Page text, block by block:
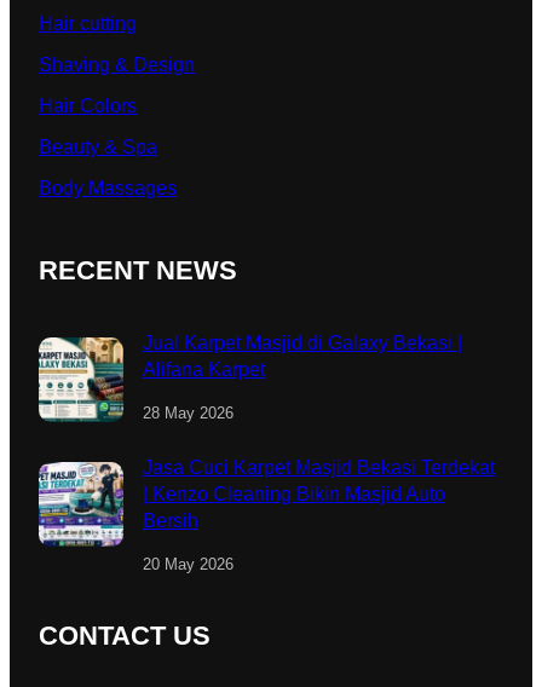
Hair cutting
Shaving & Design
Hair Colors
Beauty & Spa
Body Massages
RECENT NEWS
Jual Karpet Masjid di Galaxy Bekasi |
Alifana Karpet
28 May 2026
Jasa Cuci Karpet Masjid Bekasi Terdekat
| Kenzo Cleaning Bikin Masjid Auto
Bersih
20 May 2026
CONTACT US